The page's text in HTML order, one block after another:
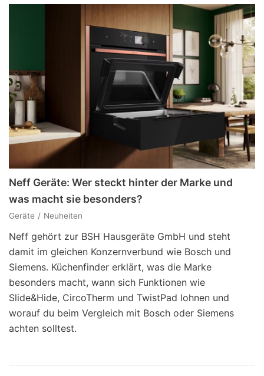
Neff Geräte: Wer steckt hinter der Marke und
was macht sie besonders?
Geräte Neuheiten
Neff gehört zur BSH Hausgeräte GmbH und steht
damit im gleichen Konzernverbund wie Bosch und
Siemens. Küchenfinder erklärt, was die Marke
besonders macht, wann sich Funktionen wie
Slide&Hide, CircoTherm und TwistPad lohnen und
worauf du beim Vergleich mit Bosch oder Siemens
achten solltest.